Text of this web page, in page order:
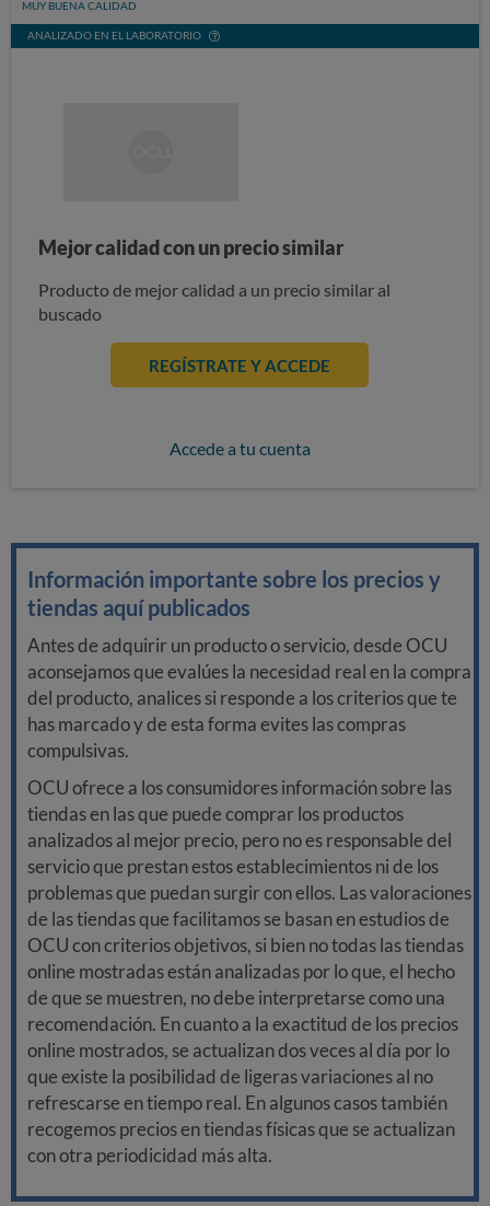
Stars
MUY BUENA CALIDAD
ANALIZADO EN EL LABORATORIO
Mejor calidad con un precio similar
Producto de mejor calidad a un precio similar al
buscado
REGÍSTRATE Y ACCEDE
Accede a tu cuenta
Información importante sobre los precios y
tiendas aquí publicados
Antes de adquirir un producto o servicio, desde OCU
aconsejamos que evalúes la necesidad real en la compra
del producto, analices si responde a los criterios que te
has marcado y de esta forma evites las compras
compulsivas.
OCU ofrece a los consumidores información sobre las
tiendas en las que puede comprar los productos
analizados al mejor precio, pero no es responsable del
servicio que prestan estos establecimientos ni de los
problemas que puedan surgir con ellos. Las valoraciones
de las tiendas que facilitamos se basan en estudios de
OCU con criterios objetivos, si bien no todas las tiendas
online mostradas están analizadas por lo que, el hecho
de que se muestren, no debe interpretarse como una
recomendación. En cuanto a la exactitud de los precios
online mostrados, se actualizan dos veces al día por lo
que existe la posibilidad de ligeras variaciones al no
refrescarse en tiempo real. En algunos casos también
recogemos precios en tiendas físicas que se actualizan
con otra periodicidad más alta.